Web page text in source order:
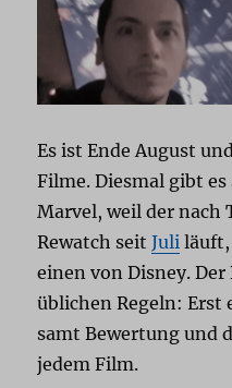
Es ist Ende August
Filme. Diesmal gibt
Marvel, weil der nach
Rewatch seitJuli läuft,
einen von Disney.
üblichen Regeln: Erst
samt Bewertung und
jedem Film.